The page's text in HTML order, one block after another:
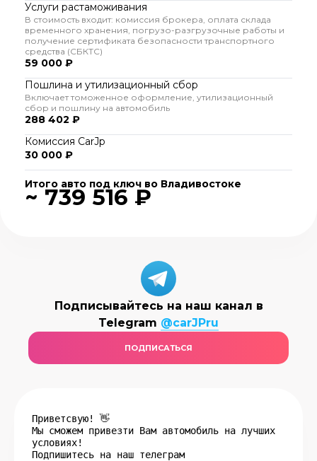
Услуги растаможивания
В стоимость входит: комиссия брокера, оплата склада
временного хранения, погрузо-разгрузочные работы и
получение сертификата безопасности транспортного
средства (СБКТС)
59 000 ₽
Пошлина и утилизационный сбор
Включает томоженное оформление, утилизационный
сбор и пошлину на автомобиль
288 402 ₽
Комиссия CarJp
30 000 ₽
Итого авто под ключ во Владивостоке
~ 739 516 ₽
Подписывайтесь на наш канал в
Telegram @carJPru
ПОДПИСАТЬСЯ
Приветсвую! 👋
Мы сможем привезти Вам автомобиль на лучших
условиях!
Подпишитесь на наш телеграм